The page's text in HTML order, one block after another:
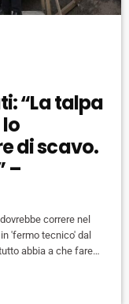
“La talpa
di scavo.
–
correre nel
'fermo tecnico' dal
abbia a che fare
A segnalarlo è i
"Quando fu